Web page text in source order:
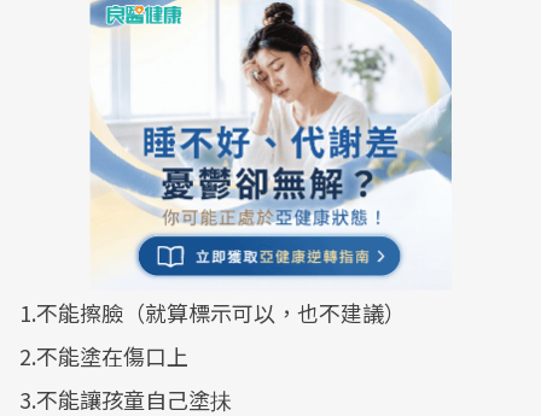
1.不能擦臉（就算標示可以，也不建議）
2.不能塗在傷口上
3.不能讓孩童自己塗抺